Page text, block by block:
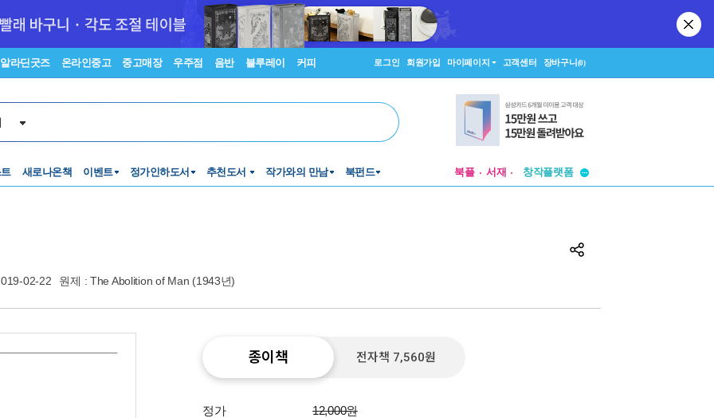
알라딘굿즈 온라인중고 중고매장 우주점 음반 블루레이 커피 로그인 회원가입 마이페이지 고객센터 장바구니(0)
새로나온책 이벤트 정가인하도서 추천도서 작가와의 만남 북펀드 북플 서재
창작플랫폼
02-22 원제 : The Abolition of Man (1943년)
종이책 전자책 7,560원
정가
12,000원